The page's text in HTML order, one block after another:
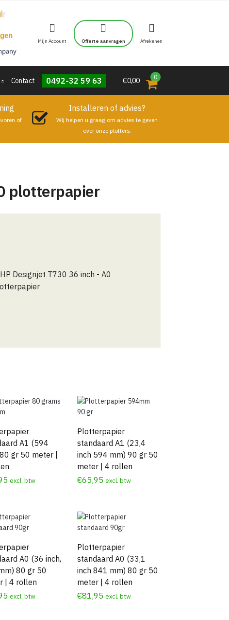
Mijn Account Offerte aanvragen Afrekenen
Contact 0492-32 59 63 €0,00 0
of
Installeren of advies?
Wij helpen u graag om advies te geven
over onze plotters.
plotterpapier
A1 (594
gr 50 meter |
excl. btw
Plotterpapier
standaard A1 (23,4
inch 594 mm) 90 gr 50
meter | 4 rollen
€65,95 excl. btw
A0 (36 inch,
80 gr 50
| 4 rollen
excl. btw
Plotterpapier
standaard A0 (33,1
inch 841 mm) 80 gr 50
meter | 4 rollen
€81,95 excl. btw